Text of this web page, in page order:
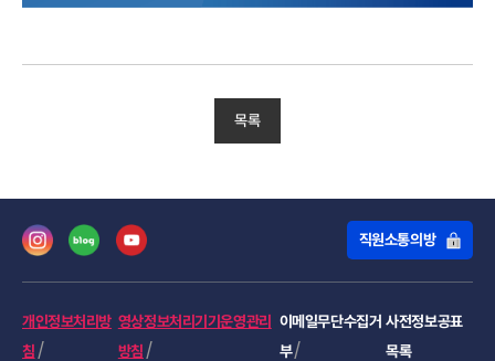
목록
직원소통의방
개인정보처리방
침
영상정보처리기기운영관리
방침
이메일무단수집거
부
사전정보공표
목록